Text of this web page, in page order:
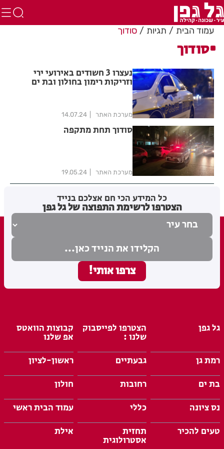
עמוד הבית תגיות סודוך
סודוך
נעצרו 3 חשודים באירועי ירי
וזריקות רימון בחולון ובת ים
מערכת האתר 14.07.24
סודוך תחת מתקפה
מערכת האתר 19.05.24
כל המידע הכי חם אצלכם בנייד
הצטרפו לרשימת התפוצה של גל גפן
גל גפן הצטרפו לפייסבוק
שלנו :
קבוצות הוואטס
אפ שלנו
רמת גן
גבעתיים
ראשון-לציון
בת ים
רחובות
חולון
נס ציונה
כללי
עמוד הבית ראשי
טעים להכיר
תחזית
אסטרולוגית
אילת